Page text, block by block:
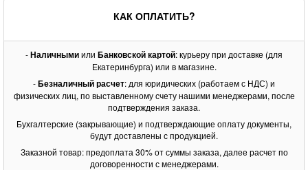
КАК ОПЛАТИТЬ?
-Наличнымиили Банковской картой: курьеру при доставке (для
Екатеринбурга) или в магазине.
-Безналичный расчет: для юридических (работаем с НДС) и
физических лиц, по выставленному счету нашими менеджерами, после
подтверждения заказа.
Бухгалтерские (закрывающие) и подтверждающие оплату документы,
будут доставлены с продукцией.
Заказной товар: предоплата 30% от суммы заказа, далее расчет по
договоренности с менеджерами.